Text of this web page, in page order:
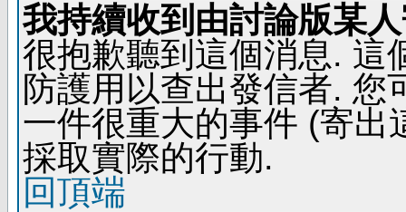
我持續收到由討論版某
很抱歉聽到這個消息. 這
防護用以查出發信者. 您
一件很重大的事件 (寄出
採取實際的行動.
回頂端